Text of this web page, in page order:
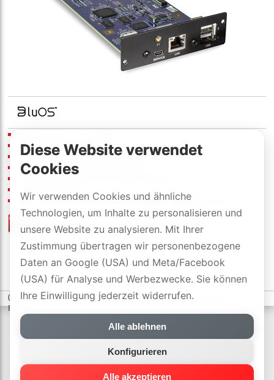
Dienste: Qobuz, Tidal, Spotify, und viele mehr
TuneIn Internetradio, AirPlay 2, Bluetooth
iOS und Android App, PC und Mac
Kompatibel mit NAD C368, C388, C390DD, M12, M32
Links:Details,Datenblatt (PDF), Bedienungsanleitung (PDF)
Preisliste/offizielle Händler
mit 2 Jahre DYNAVOX-SWISS-GARANTIE
(c) DYNAVOX electronics AG-Datenschutzerklärung
Einstellungen
Diese Website verwendet
Cookies
Wir verwenden Cookies und ähnliche
Technologien, um Inhalte zu personalisieren und
unsere Website zu analysieren. Mit Ihrer
Zustimmung übertragen wir personenbezogene
Daten an Google (USA) und Meta/Facebook
(USA) für Analyse und Werbezwecke. Sie können
Ihre Einwilligung jederzeit widerrufen.
Alle ablehnen
Konfigurieren
Alle akzeptieren